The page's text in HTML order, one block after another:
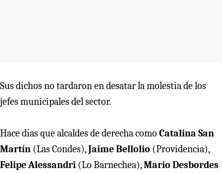
Sus dichos no tardaron en desatar la molestia de los
jefes municipales del sector.
Hace días que alcaldes de derecha como Catalina San
Martín (Las Condes),Jaime Bellolio (Providencia),
Felipe Alessandri (Lo Barnechea),Mario Desbordes